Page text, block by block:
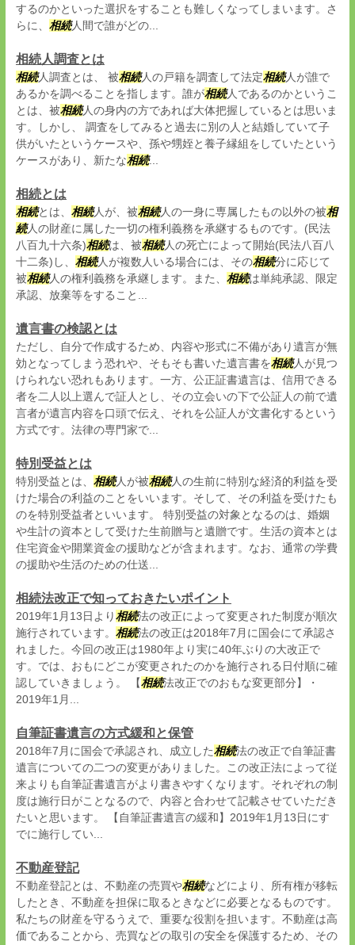
するのかといった選択をすることも難しくなってしまいます。さ
らに、 相続人間で誰がどの...
相続人調査とは
相続人調査とは、 被相続人の戸籍を調査して法定相続人が誰で
あるかを調べることを指します。誰が相続人であるのかというこ
とは、被相続人の身内の方であれば大体把握しているとは思いま
す。しかし、 調査をしてみると過去に別の人と結婚していて子
供がいたというケースや、孫や甥姪と養子縁組をしていたという
ケースがあり、新たな相続...
相続とは
相続とは、 相続人が、被相続人の一身に専属したもの以外の被相
続人の財産に属した一切の権利義務を承継するものです。(民法
八百九十六条)相続は、被相続人の死亡によって開始(民法八百八
十二条)し、 相続人が複数人いる場合には、その相続分に応じて
被相続人の権利義務を承継します。また、 相続は単純承認、限定
承認、放棄等をすること...
遺言書の検認とは
ただし、自分で作成するため、内容や形式に不備があり遺言が無
効となってしまう恐れや、そもそも書いた遺言書を相続人が見つ
けられない恐れもあります。一方、公正証書遺言は、信用できる
者を二人以上選んで証人とし、その立会いの下で公証人の前で遺
言者が遺言内容を口頭で伝え、それを公証人が文書化するという
方式です。法律の専門家で...
特別受益とは
特別受益とは、 相続人が被相続人の生前に特別な経済的利益を受
けた場合の利益のことをいいます。そして、その利益を受けたも
のを特別受益者といいます。 特別受益の対象となるのは、婚姻
や生計の資本として受けた生前贈与と遺贈です。生活の資本とは
住宅資金や開業資金の援助などが含まれます。なお、通常の学費
の援助や生活のための仕送...
相続法改正で知っておきたいポイント
2019年1月13日より相続法の改正によって変更された制度が順次
施行されています。 相続法の改正は2018年7月に国会にて承認さ
れました。今回の改正は1980年より実に40年ぶりの大改正で
す。では、おもにどこが変更されたのかを施行される日付順に確
認していきましょう。 【相続法改正でのおもな変更部分】・
2019年1月...
自筆証書遺言の方式緩和と保管
2018年7月に国会で承認され、成立した相続法の改正で自筆証書
遺言についての二つの変更がありました。この改正法によって従
来よりも自筆証書遺言がより書きやすくなります。それぞれの制
度は施行日がことなるので、内容と合わせて記載させていただき
たいと思います。 【自筆証書遺言の緩和】2019年1月13日にす
でに施行してい...
不動産登記
不動産登記とは、不動産の売買や相続などにより、所有権が移転
したとき、不動産を担保に取るときなどに必要となるものです。
私たちの財産を守るうえで、重要な役割を担います。不動産は高
価であることから、売買などの取引の安全を保護するため、その